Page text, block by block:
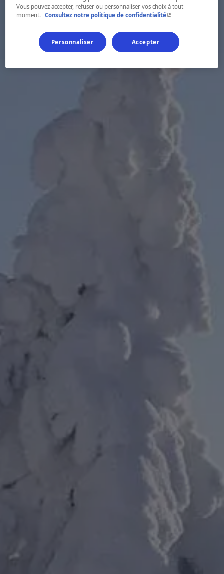
Vous pouvez accepter, refuser ou personnaliser vos choix à tout
moment.
Consultez notre politique de confidentialité- Cet hyperlien
Personnaliser Accepter